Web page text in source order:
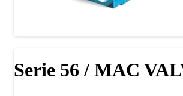
Serie 56 / MAC